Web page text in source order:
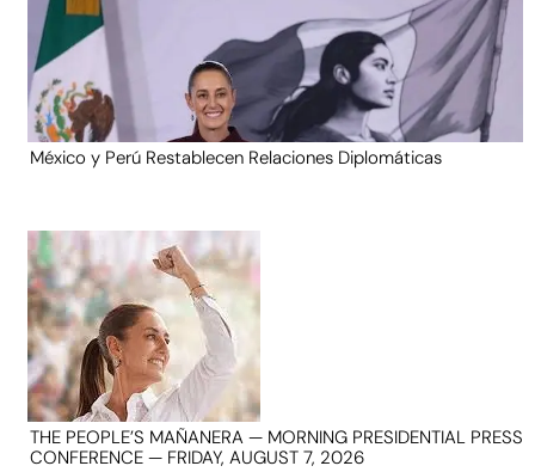
México y Perú Restablecen Relaciones Diplomáticas
THE PEOPLE’S MAÑANERA — MORNING PRESIDENTIAL PRESS
CONFERENCE — FRIDAY, AUGUST 7, 2026